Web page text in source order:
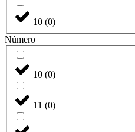
10 (0)
Número
10 (0)
11 (0)